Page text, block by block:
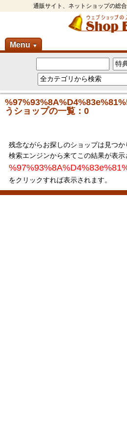
通販サイト、ネットショップの総
Menu ▼
うショップの一覧：0
残念ながらお探しのショップは見つか
検索エンジンから来てこの結果が表
をクリックすれば表示されます。